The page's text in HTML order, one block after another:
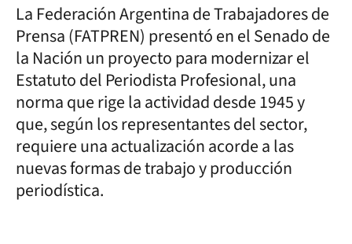
La Federación Argentina de Trabajadores de
Prensa (FATPREN) presentó en el Senado de
la Nación un proyecto para modernizar el
Estatuto del Periodista Profesional, una
norma que rige la actividad desde 1945 y
que, según los representantes del sector,
requiere una actualización acorde a las
nuevas formas de trabajo y producción
periodística.